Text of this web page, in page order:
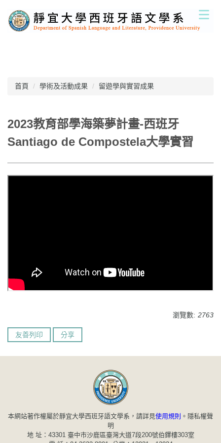
到
主
首頁 學術及活動成果 留遊學與實習成果
2023教育部學海築夢計畫-西班牙
Santiago de Compostela大學實習
瀏覽數: 2763
友善列印 分享
本網站著作權屬於靜宜大學西班牙語文學系，請詳見使用規則 。 隱私權聲
明
地 址：43301 臺中市沙鹿區臺灣大道7段200號伯鐸樓303室